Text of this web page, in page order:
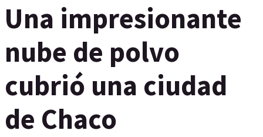
Una impresionante
nube de polvo
cubrió una ciudad
de Chaco